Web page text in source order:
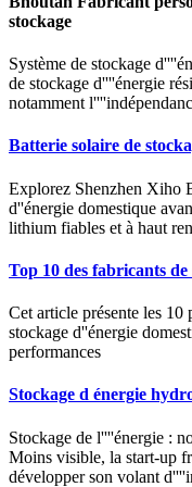
stockage
Système de stockage
de stockage d''''énergie
notamment
Batterie solaire de
Explorez Shenzhen Xiho
d''énergie domestique
lithium fiables et à haut
Top 10 des fabricants de
Cet article présente les 10
stockage d''énergie
performances
Stockage d énergie
Stockage de l''''énergie :
Moins visible, la start-up
développer son volant